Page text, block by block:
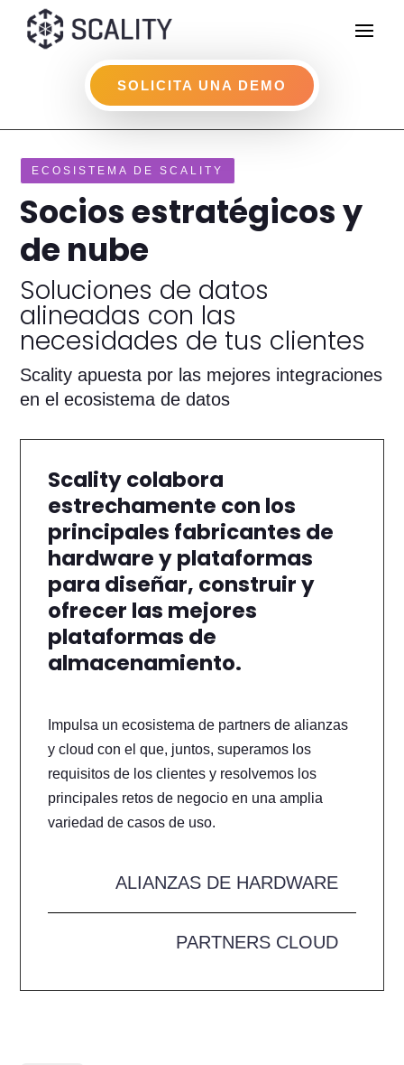
SOLICITA UNA DEMO
ECOSISTEMA DE SCALITY
Socios estratégicos y
de nube
Soluciones de datos
alineadas con las
necesidades de tus clientes
Scality apuesta por las mejores integraciones
en el ecosistema de datos
Scality colabora
estrechamente con los
principales fabricantes de
hardware y plataformas
para diseñar, construir y
ofrecer las mejores
plataformas de
almacenamiento.
Impulsa un ecosistema de partners de alianzas
y cloud con el que, juntos, superamos los
requisitos de los clientes y resolvemos los
principales retos de negocio en una amplia
variedad de casos de uso.
ALIANZAS DE HARDWARE
PARTNERS CLOUD